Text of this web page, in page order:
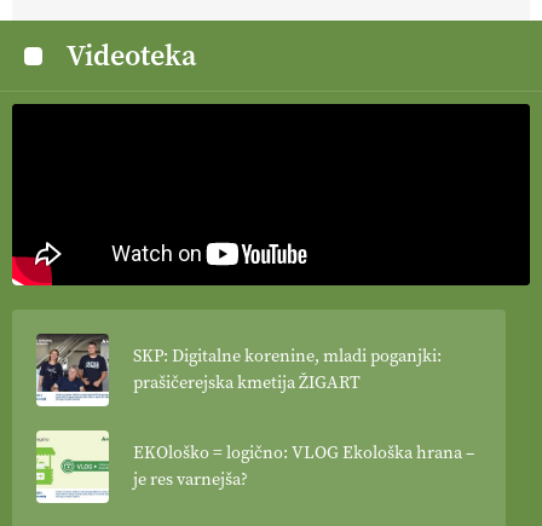
Videoteka
SKP: Digitalne korenine, mladi poganjki:
prašičerejska kmetija ŽIGART
EKOloško = logično: VLOG Ekološka hrana –
je res varnejša?